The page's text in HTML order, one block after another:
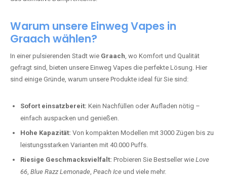
Warum unsere Einweg Vapes in
Graach wählen?
In einer pulsierenden Stadt wie Graach, wo Komfort und Qualität
gefragt sind, bieten unsere Einweg Vapes die perfekte Lösung. Hier
sind einige Gründe, warum unsere Produkte ideal für Sie sind:
Sofort einsatzbereit: Kein Nachfüllen oder Aufladen nötig –
einfach auspacken und genießen.
Hohe Kapazität: Von kompakten Modellen mit 3000 Zügen bis zu
leistungsstarken Varianten mit 40.000 Puffs.
Riesige Geschmacksvielfalt: Probieren Sie Bestseller wie Love
66, Blue Razz Lemonade, Peach Ice und viele mehr.